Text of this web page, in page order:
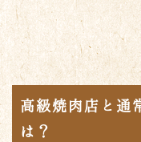
高級焼肉店と通
は？